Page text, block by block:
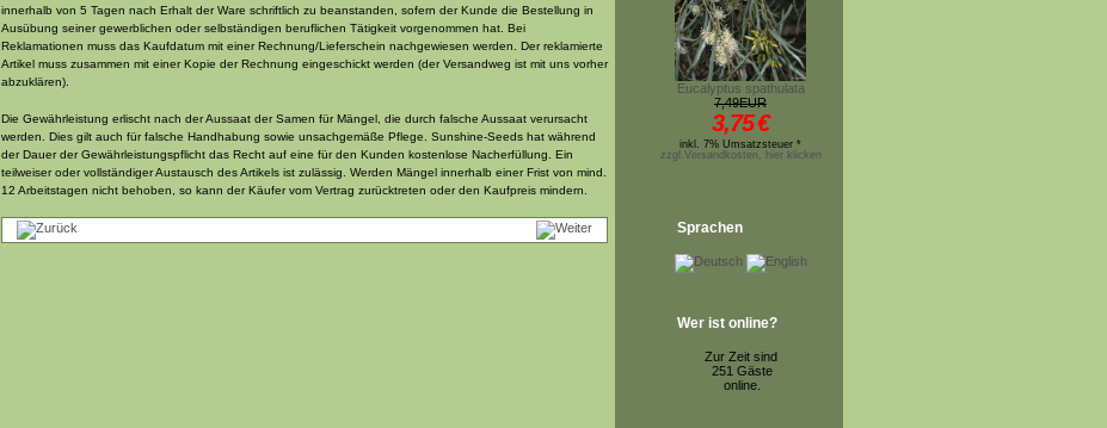
innerhalb von 5 Tagen nach Erhalt der Ware schriftlich zu beanstanden, sofern der Kunde die Bestellung in
Ausübung seiner gewerblichen oder selbständigen beruflichen Tätigkeit vorgenommen hat. Bei
Reklamationen muss das Kaufdatum mit einer Rechnung/Lieferschein nachgewiesen werden. Der reklamierte
Artikel muss zusammen mit einer Kopie der Rechnung eingeschickt werden (der Versandweg ist mit uns vorher
abzuklären).
Die Gewährleistung erlischt nach der Aussaat der Samen für Mängel, die durch falsche Aussaat verursacht
werden. Dies gilt auch für falsche Handhabung sowie unsachgemäße Pflege. Sunshine-Seeds hat während
der Dauer der Gewährleistungspflicht das Recht auf eine für den Kunden kostenlose Nacherfüllung. Ein
teilweiser oder vollständiger Austausch des Artikels ist zulässig. Werden Mängel innerhalb einer Frist von mind.
12 Arbeitstagen nicht behoben, so kann der Käufer vom Vertrag zurücktreten oder den Kaufpreis mindern.
Eucalyptus spathulata
7,49EUR
3,75€
inkl. 7% Umsatzsteuer *
zzgl.Versandkosten, hier klicken
Sprachen
Wer ist online?
Zur Zeit sind
251 Gäste
online.